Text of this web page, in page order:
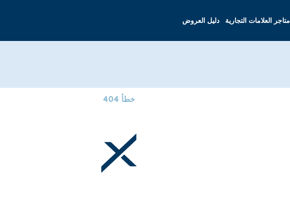
متاجر العلامات التجارية دليل العروض
خطأ 404